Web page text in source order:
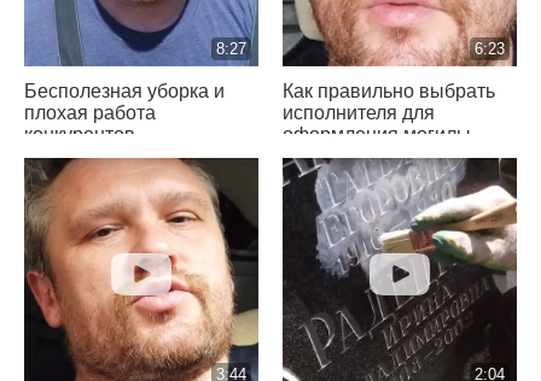
8:27
Бесполезная уборка и
плохая работа
конкурентов
6:23
Как правильно выбрать
исполнителя для
оформления могилы
3:44 2:04